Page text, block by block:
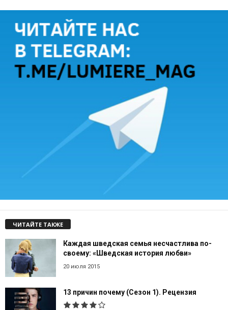
ЧИТАЙТЕ ТАКЖЕ
Каждая шведская семья несчастлива по-
своему: «Шведская история любви»
20 июля 2015
13 причин почему (Сезон 1). Рецензия